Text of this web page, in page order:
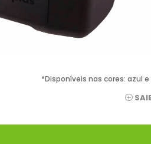
*Disponíveis nas cores: azul